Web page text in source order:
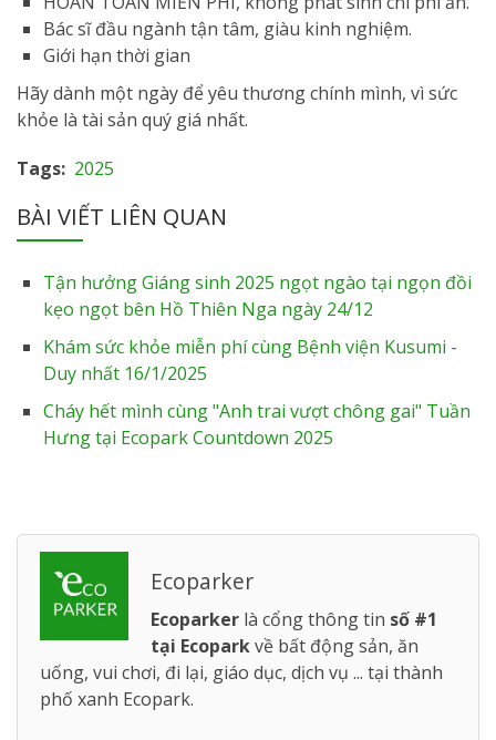
Bác sĩ đầu ngành tận tâm, giàu kinh nghiệm.
Giới hạn thời gian
Hãy dành một ngày để yêu thương chính mình, vì sức
khỏe là tài sản quý giá nhất.
Tags 2025
BÀI VIẾT LIÊN QUAN
Tận hưởng Giáng sinh 2025 ngọt ngào tại ngọn đồi
kẹo ngọt bên Hồ Thiên Nga ngày 24/12
Khám sức khỏe miễn phí cùng Bệnh viện Kusumi -
Duy nhất 16/1/2025
Cháy hết mình cùng "Anh trai vượt chông gai" Tuần
Hưng tại Ecopark Countdown 2025
Ecoparker
Ecoparker là cổng thông tin số #1
tại Ecoparkvề bất động sản, ăn
uống, vui chơi, đi lại, giáo dục, dịch vụ ... tại thành
phố xanh Ecopark.